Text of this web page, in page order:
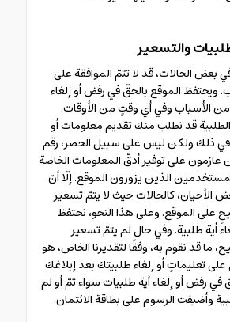
والتسعير
بعض الحالات، قد لا تتمّ الموافقة على
ويحتفظ الموقع بالحقّ في رفض أو إلغاء
الأسباب وفي أي وقتٍ من الأوقات.
قد نطلب منك تقديم معلومات أو
في ذلك ولكن ليس على سبيل الحصر، رقم
عازمون على توفير أدقّ المعلومات الخاصة
الذين يزورون الموقع. إلّا أنّ
الأحيان، كالحالات حيث لا يتمّ تسعير
على الموقع. وعلى هذا النحو، نحتفظ
أية طلبية. وفي حال لم يتمّ تسعير
ما قد نقوم به، وفقًا لتقديرنا الخاص، هو
تعليماتٍ أو إلغاء طلبيتك بعد إبلاغك
في رفض أو إلغاء أية طلبيات سواء تمّ أو لم
وأضيفت الرسوم على بطاقة الائتمان.